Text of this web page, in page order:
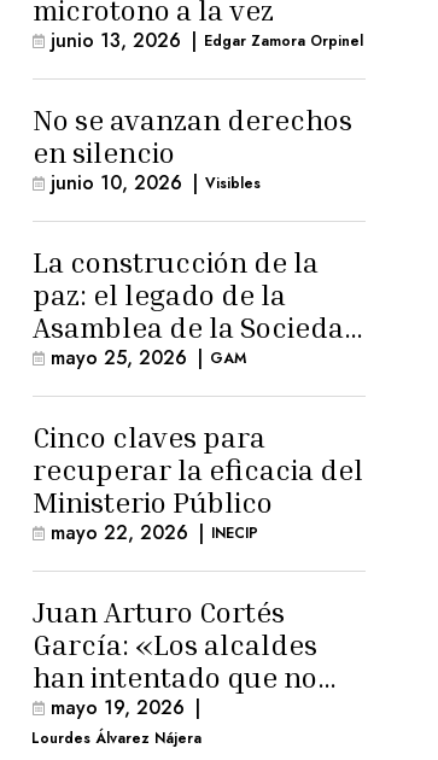
microtono a la vez
junio 13, 2026 | Edgar Zamora Orpinel
No se avanzan derechos
en silencio
junio 10, 2026 | Visibles
La construcción de la
paz: el legado de la
Asamblea de la Sociedad
Civil
mayo 25, 2026 | GAM
Cinco claves para
recuperar la eficacia del
Ministerio Público
mayo 22, 2026 | INECIP
Juan Arturo Cortés
García: «Los alcaldes
han intentado que no
exista el terreno
comunal»
mayo 19, 2026 |
Lourdes Álvarez Nájera